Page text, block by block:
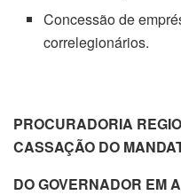
Concessão de
correlegionários.
PROCURADORIA
CASSAÇÃO DO
DO GOVERNADOR EM